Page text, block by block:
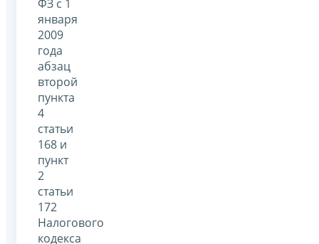
ФЗ с 1
января
2009
года
абзац
второй
пункта
4
статьи
168 и
пункт
2
статьи
172
Налогового
кодекса